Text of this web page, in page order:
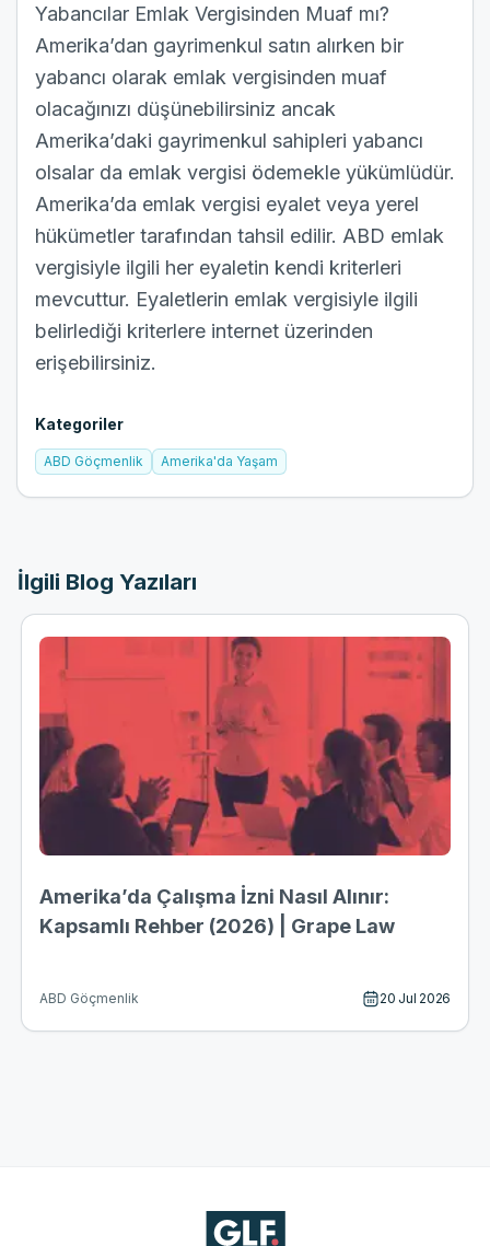
Yabancılar Emlak Vergisinden Muaf mı?
Amerika’dan gayrimenkul satın alırken bir
yabancı olarak emlak vergisinden muaf
olacağınızı düşünebilirsiniz ancak
Amerika’daki gayrimenkul sahipleri yabancı
olsalar da emlak vergisi ödemekle yükümlüdür.
Amerika’da emlak vergisi eyalet veya yerel
hükümetler tarafından tahsil edilir. ABD emlak
vergisiyle ilgili her eyaletin kendi kriterleri
mevcuttur. Eyaletlerin emlak vergisiyle ilgili
belirlediği kriterlere internet üzerinden
erişebilirsiniz.
Kategoriler
ABD Göçmenlik Amerika'da Yaşam
İlgili Blog Yazıları
Amerika’da Çalışma İzni Nasıl Alınır:
Kapsamlı Rehber (2026) | Grape Law
ABD Göçmenlik 20 Jul 2026